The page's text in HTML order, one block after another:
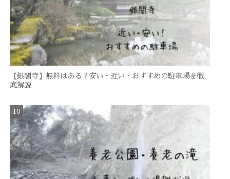
【銀閣寺】無料はある？安い・近い・おすすめの駐車場を徹
底解説